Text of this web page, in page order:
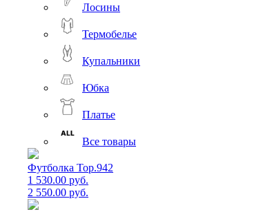
Лосины
Термобелье
Купальники
Юбка
Платье
Все товары
Футболка Top.942
1 530.00 руб.
2 550.00 руб.